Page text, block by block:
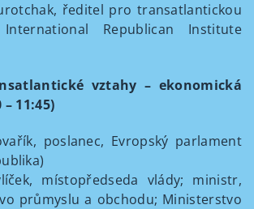
ředitel pro transatlantickou
Republican Institute
vztahy – ekonomická
11:45)
poslanec, Evropský parlament
místopředseda vlády; ministr,
průmyslu a obchodu; Ministerstvo